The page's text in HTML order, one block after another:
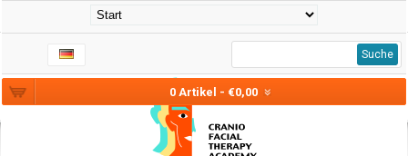
0 Artikel - €0,00
Suche